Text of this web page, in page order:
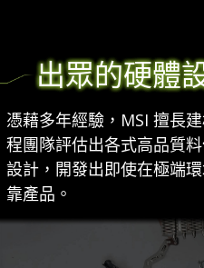
出眾的硬體
憑藉多年經驗，MSI 擅長
程團隊評估出各式高品質
設計，開發出即使在極端
靠產品。